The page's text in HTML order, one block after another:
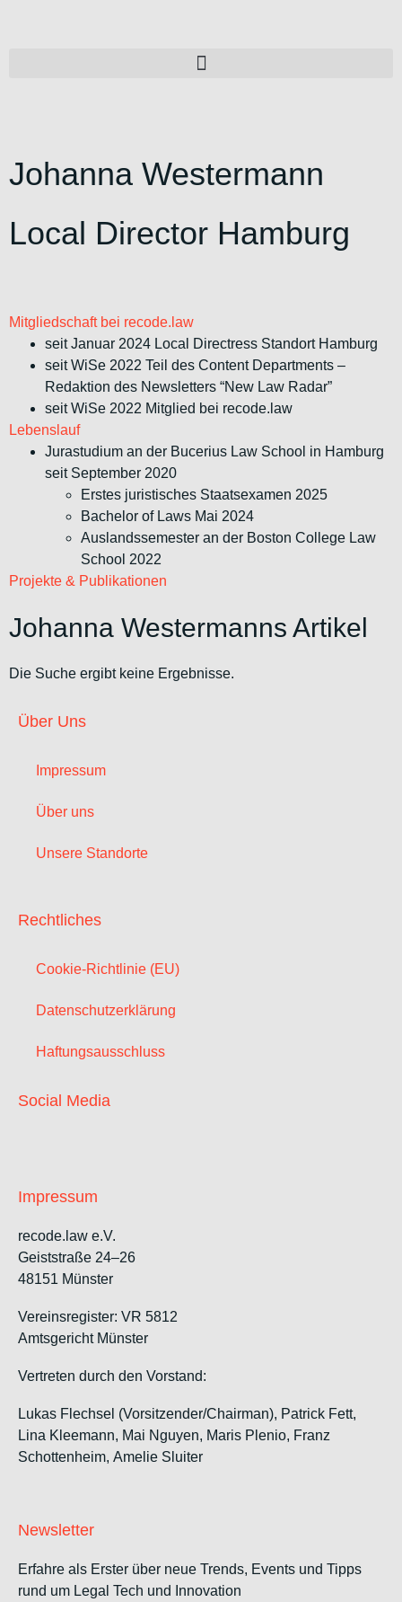
Johanna Westermann
Local Director Hamburg
Mitgliedschaft bei recode.law
seit Januar 2024 Local Directress Standort Hamburg
seit WiSe 2022 Teil des Content Departments –
Redaktion des Newsletters “New Law Radar”
seit WiSe 2022 Mitglied bei recode.law
Lebenslauf
Jurastudium an der Bucerius Law School in Hamburg
seit September 2020
Erstes juristisches Staatsexamen 2025
Bachelor of Laws Mai 2024
Auslandssemester an der Boston College Law
School 2022
Projekte & Publikationen
Johanna Westermanns Artikel
Die Suche ergibt keine Ergebnisse.
Über Uns
Impressum
Über uns
Unsere Standorte
Rechtliches
Cookie-Richtlinie (EU)
Datenschutzerklärung
Haftungsausschluss
Social Media
Impressum
recode.law e.V.
Geiststraße 24–26
48151 Münster
Vereinsregister: VR 5812
Amtsgericht Münster
Vertreten durch den Vorstand:
Lukas Flechsel (Vorsitzender/Chairman), Patrick Fett,
Lina Kleemann, Mai Nguyen, Maris Plenio, Franz
Schottenheim, Amelie Sluiter
Newsletter
Erfahre als Erster über neue Trends, Events und Tipps
rund um Legal Tech und Innovation